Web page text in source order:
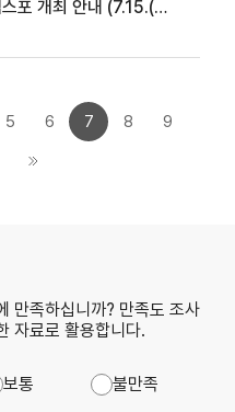
[마감]2025 월드 스마트시티 엑스포 개최 안내 (7.15.(화)~7.17.(목))
5 6 7 8
9
만족하십니까? 만족도 조사
자료로 활용합니다.
보통
불만족